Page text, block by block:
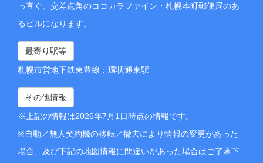
っ直ぐ、交差点角のココカラファイン・札幌本町郵便局のあ
るビルになります。
最寄り駅等
札幌市営地下鉄東豊線：環状通東駅
その他情報
※上記の情報は2026年7月1日時点の情報です。
※自動／無人契約機の移転／撤去により情報の変更があった
場合、及び下記の地図情報に間違いがあった場合はご了承下